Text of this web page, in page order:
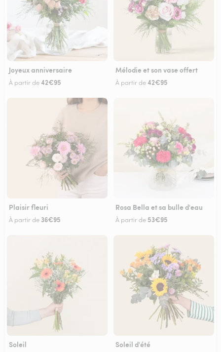
Joyeux anniversaire
À partir de42€95
Mélodie et son vase offert
À partir de42€95
Plaisir fleuri
À partir de 36€95
Rosa Bella et sa bulle d'eau
À partir de 53€95
Soleil Soleil d'été